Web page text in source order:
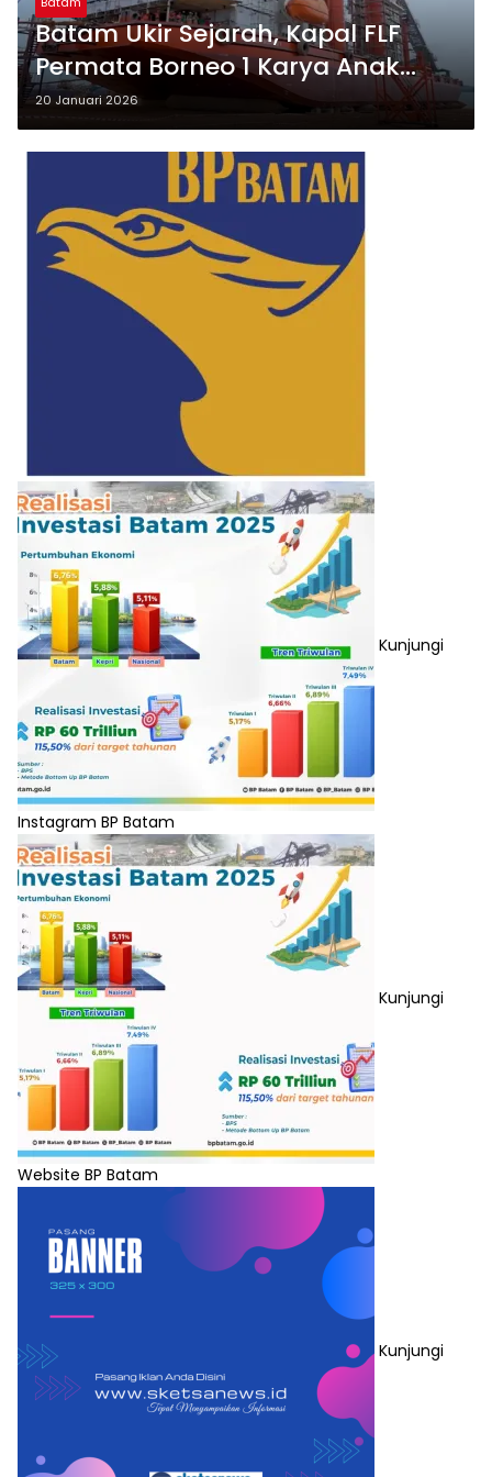
Batam Ukir Sejarah, Kapal FLF
Permata Borneo 1 Karya Anak
Bangsa Resmi Diluncurkan
20 Januari 2026
Kunjungi
Instagram BP Batam
Kunjungi
Website BP Batam
Kunjungi